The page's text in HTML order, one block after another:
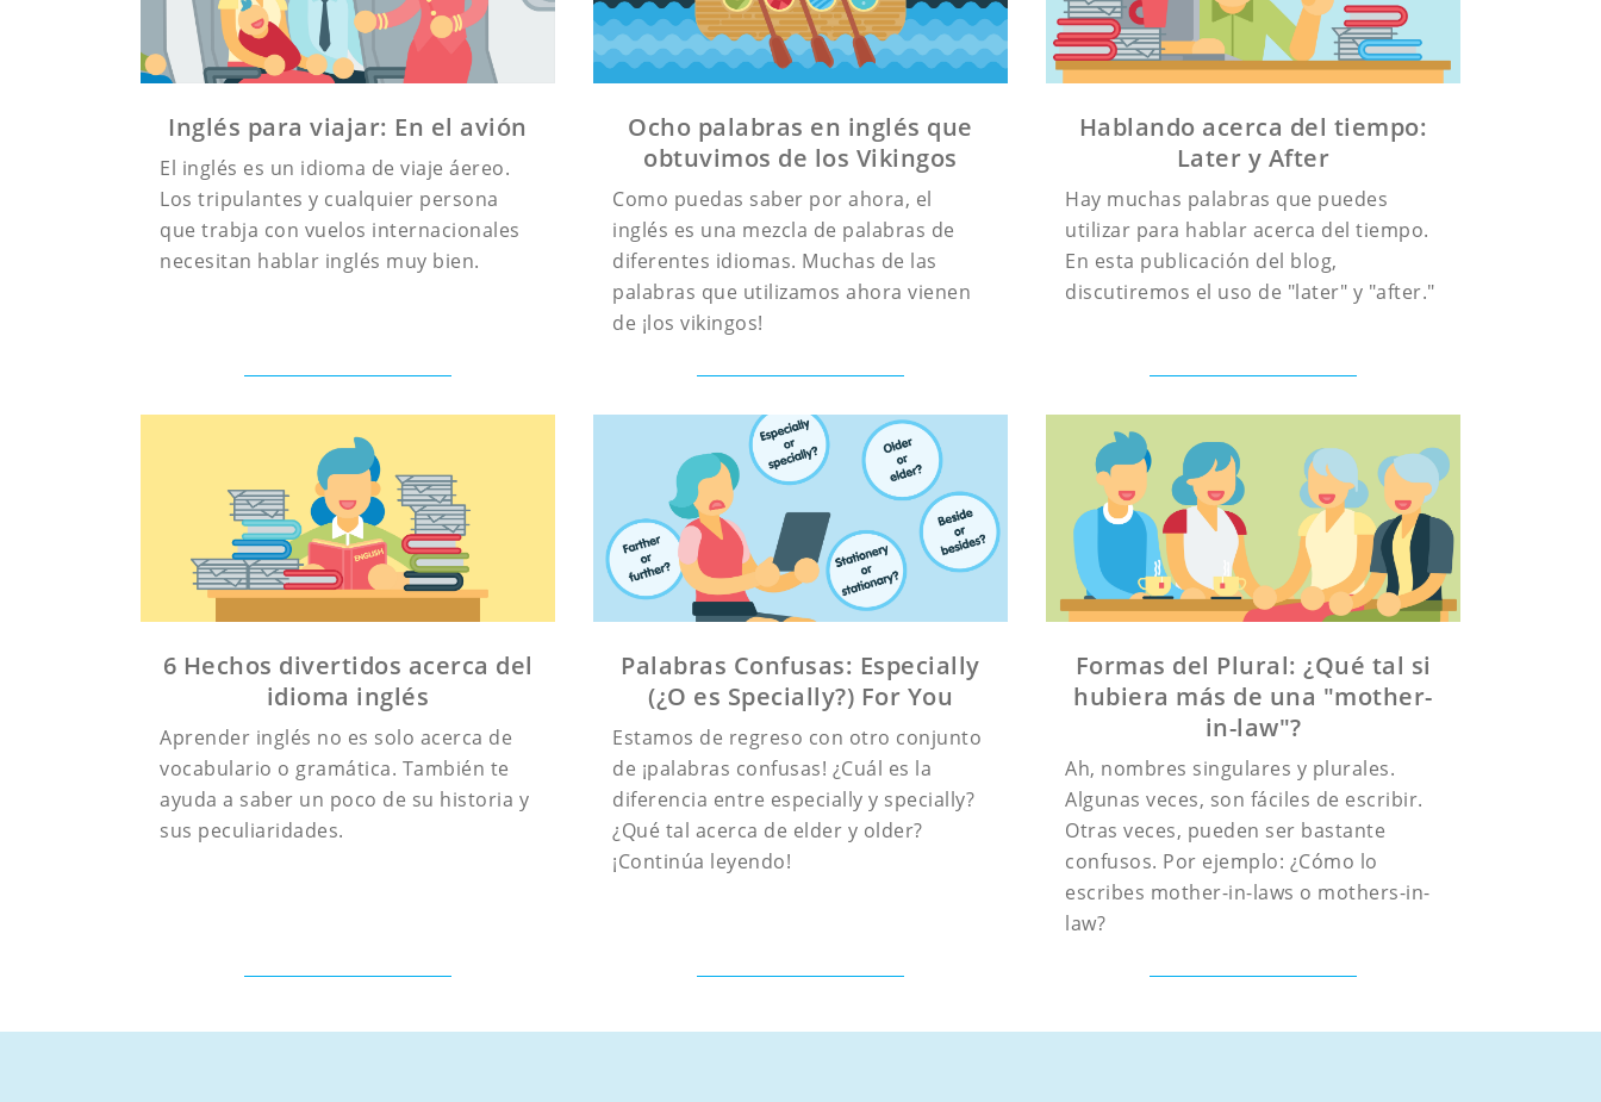
Inglés para viajar: En el avión
El inglés es un idioma de viaje áereo.
Los tripulantes y cualquier persona
que trabja con vuelos internacionales
necesitan hablar inglés muy bien.
Ocho palabras en inglés que
obtuvimos de los Vikingos
Como puedas saber por ahora, el
inglés es una mezcla de palabras de
diferentes idiomas. Muchas de las
palabras que utilizamos ahora vienen
de ¡los vikingos!
Hablando acerca del tiempo:
Later y After
Hay muchas palabras que puedes
utilizar para hablar acerca del tiempo.
En esta publicación del blog,
discutiremos el uso de "later" y "after."
6 Hechos divertidos acerca del
idioma inglés
Aprender inglés no es solo acerca de
vocabulario o gramática. También te
ayuda a saber un poco de su historia y
sus peculiaridades.
Palabras Confusas: Especially
(¿O es Specially?) For You
Estamos de regreso con otro conjunto
de ¡palabras confusas! ¿Cuál es la
diferencia entre especially y specially?
¿Qué tal acerca de elder y older?
¡Continúa leyendo!
Formas del Plural: ¿Qué tal si
hubiera más de una "mother-
in-law"?
Ah, nombres singulares y plurales.
Algunas veces, son fáciles de escribir.
Otras veces, pueden ser bastante
confusos. Por ejemplo: ¿Cómo lo
escribes mother-in-laws o mothers-in-
law?